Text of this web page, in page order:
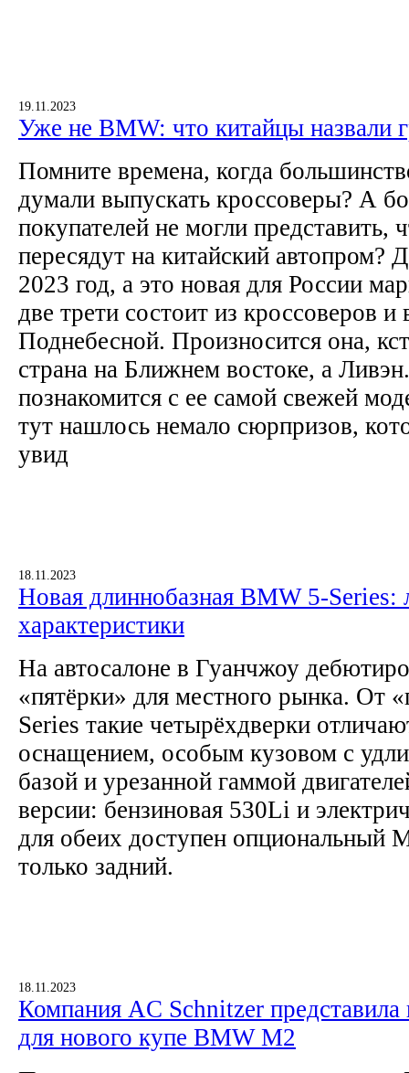
19.11.2023
Уже не BMW: что китайцы назвали
Помните времена, когда
думали выпускать кроссоверы? А
покупателей не могли представить,
пересядут на китайский автопром?
2023 год, а это новая для России
две трети состоит из кроссоверов и
Поднебесной. Произносится она,
страна на Ближнем востоке, а
познакомится с ее самой свежей
тут нашлось немало сюрпризов,
увид
18.11.2023
Новая длиннобазная BMW 5-
характеристики
На автосалоне в Гуанчжоу
«пятёрки» для местного рынка. От
Series такие четырёхдверки
оснащением, особым кузовом с
базой и урезанной гаммой
версии: бензиновая 530Li и
для обеих доступен опциональный
только задний.
18.11.2023
Компания AC Schnitzer представила
для нового купе BMW M2